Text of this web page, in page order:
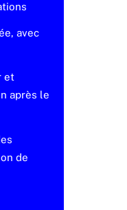
avec
et
après le
de